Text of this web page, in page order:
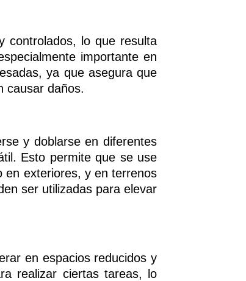
controlados, lo que resulta
importante en
ya que asegura que
causar daños.
y doblarse en diferentes
Esto permite que se use
en exteriores, y en terrenos
ser utilizadas para elevar
en espacios reducidos y
realizar ciertas tareas, lo